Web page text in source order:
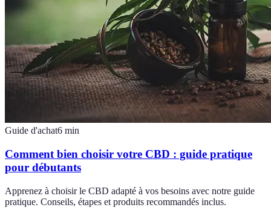
Guide d'achat6 min
Comment bien choisir votre CBD : guide pratique
pour débutants
Apprenez à choisir le CBD adapté à vos besoins avec notre guide
pratique. Conseils, étapes et produits recommandés inclus.